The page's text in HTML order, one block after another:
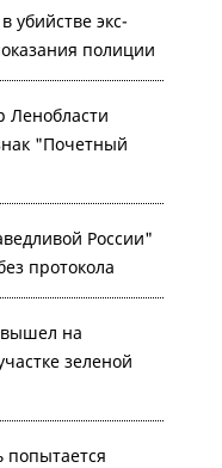
убийстве экс-
полиции
Ленобласти
"Почетный
России"
протокола
на
зеленой